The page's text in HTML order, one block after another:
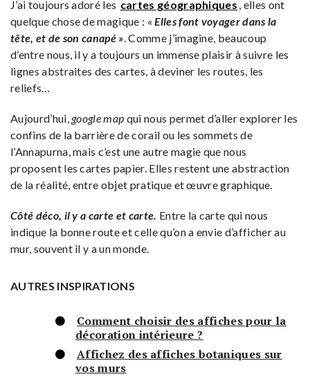
J’ai toujours adoré les cartes géographiques , elles ont
quelque chose de magique : «Elles font voyager dans la
tête, et de son canapé ». Comme j’imagine, beaucoup
d’entre nous, il y a toujours un immense plaisir à suivre les
lignes abstraites des cartes, à deviner les routes, les
reliefs…
Aujourd’hui,google map qui nous permet d’aller explorer les
confins de la barrière de corail ou les sommets de
l’Annapurna, mais c’est une autre magie que nous
proposent les cartes papier. Elles restent une abstraction
de la réalité, entre objet pratique et œuvre graphique.
Côté déco, il y a carte et carte. Entre la carte qui nous
indique la bonne route et celle qu’on a envie d’afficher au
mur, souvent il y a un monde.
AUTRES INSPIRATIONS
Comment choisir des affiches pour la
décoration intérieure ?
Affichez des affiches botaniques sur
vos murs